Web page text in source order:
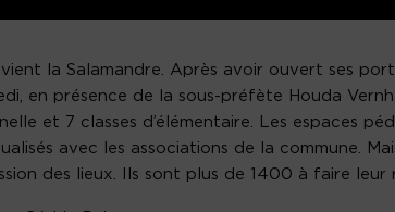
la Salamandre. Après avoir ouvert ses
en présence de la sous-préfète Houda
et 7 classes d’élémentaire. Les espaces
avec les associations de la commune.
des lieux. Ils sont plus de 1400 à faire leur